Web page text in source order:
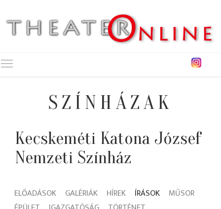
SZÍNHÁZAK
Kecskeméti Katona József
Nemzeti Színház
ELŐADÁSOK GALÉRIÁK HÍREK ÍRÁSOK
MŰSOR